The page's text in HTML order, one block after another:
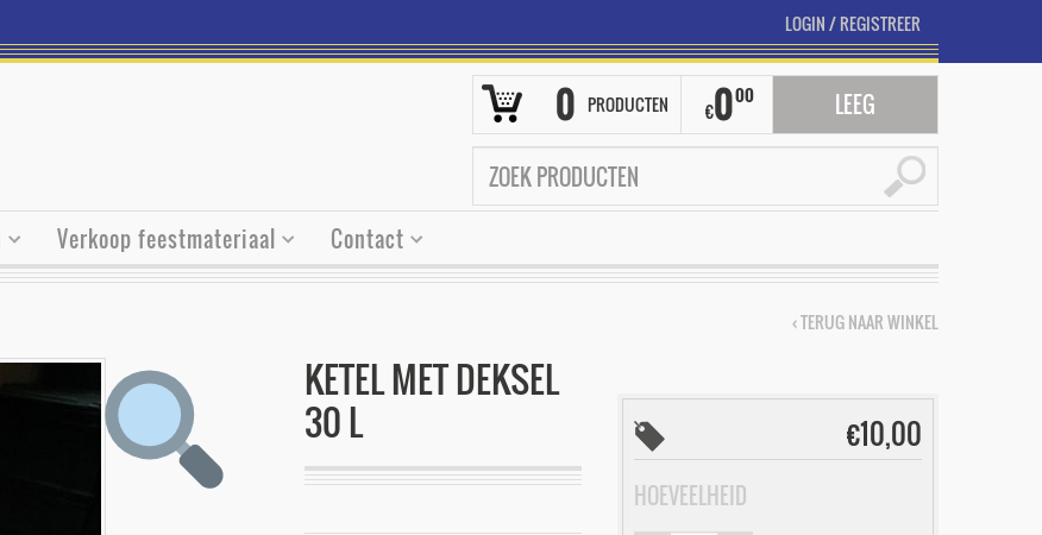
LOGIN/REGISTREER
0 PRODUCTEN €000 LEEG
Verkoop feestmateriaal Contact
‹ TERUG NAAR WINKEL
KETEL MET DEKSEL
30 L
€10,00
HOEVEELHEID